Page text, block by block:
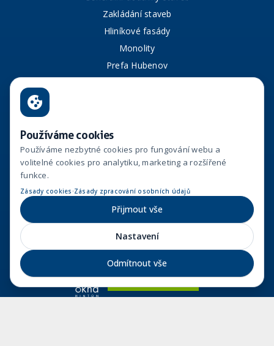
Používáme cookies
Používáme nezbytné cookies pro fungování webu a
volitelné cookies pro analytiku, marketing a rozšířené
funkce.
Zásady cookies ·Zásady zpracování osobních údajů
Přijmout vše
Nastavení
Odmítnout vše
Zakládání staveb
Hliníkové fasády
Monolity
Prefa Hubenov
Kariéra
Aktuality
Kontakt
Whistleblowing